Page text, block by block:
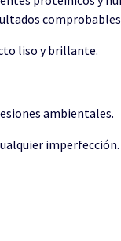
liso y brillante.
ambientales.
imperfección.